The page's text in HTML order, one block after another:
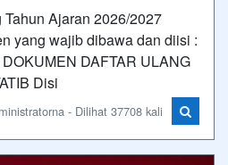
Ajaran 2026/2027
yang wajib dibawa dan diisi :
DAFTAR ULANG
Disi
- Dilihat 37708 kali